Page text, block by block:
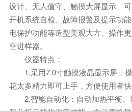
设计、无人值守、触摸大屏显示、
开机系统自检、故障报警及提示功
电保护功能等造型美观大方、操作
空进样器。
仪器特点：
1.采用7.0寸触摸液晶显示屏，
花太多精力即可上手，方便使用者快
2.智能自动化：自动加热平衡、